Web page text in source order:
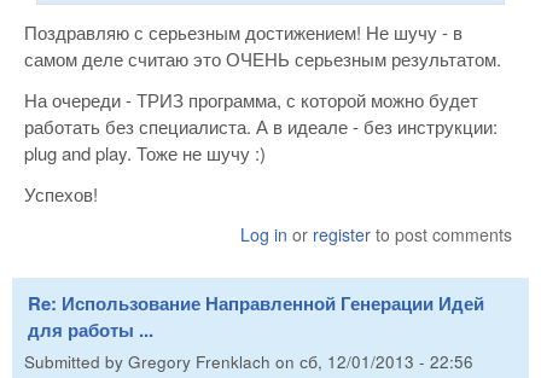
Поздравляю с серьезным достижением! Не шучу - в
самом деле считаю это ОЧЕНЬ серьезным результатом.
На очереди - ТРИЗ программа, с которой можно будет
работать без специалиста. А в идеале - без инструкции:
plug and play. Тоже не шучу :)
Успехов!
Log in or register to post comments
Re: Использование Направленной Генерации Идей
для работы ...
Submitted by Gregory Frenklach on сб, 12/01/2013 - 22:56